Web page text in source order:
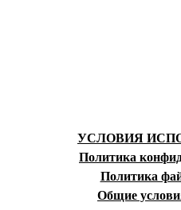
УСЛОВИЯ
Политика
Политика
Общие